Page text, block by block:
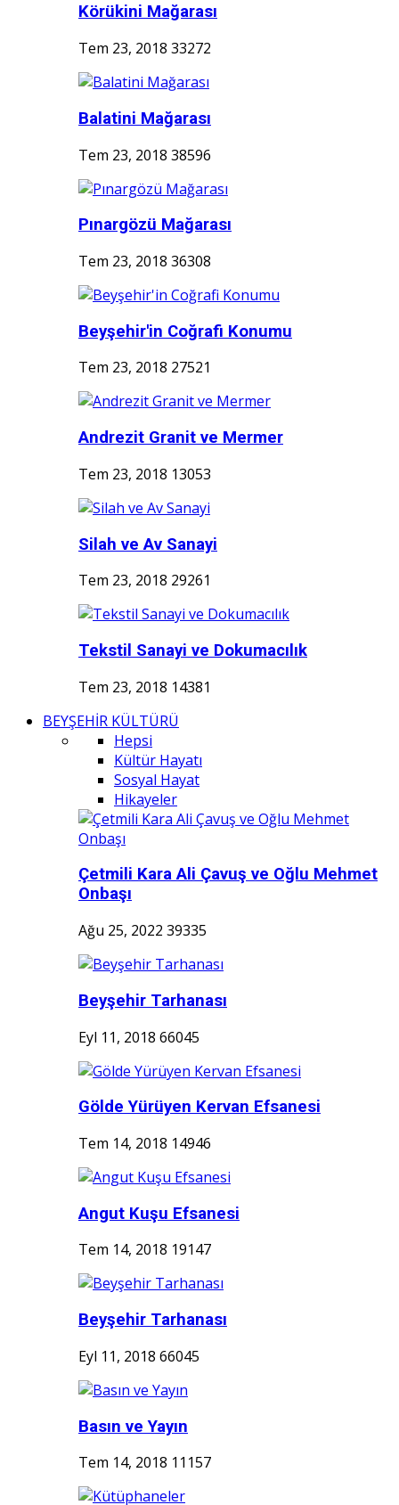
Körükini Mağarası
Tem 23, 2018 33272
Balatini Mağarası
Tem 23, 2018 38596
Pınargözü Mağarası
Tem 23, 2018 36308
Beyşehir'in Coğrafi Konumu
Tem 23, 2018 27521
Andrezit Granit ve Mermer
Tem 23, 2018 13053
Silah ve Av Sanayi
Tem 23, 2018 29261
Tekstil Sanayi ve Dokumacılık
Tem 23, 2018 14381
BEYŞEHİR KÜLTÜRÜ
Hepsi
Kültür Hayatı
Sosyal Hayat
Hikayeler
Çetmili Kara Ali Çavuş ve Oğlu Mehmet
Onbaşı
Ağu 25, 2022 39335
Beyşehir Tarhanası
Eyl 11, 2018 66045
Gölde Yürüyen Kervan Efsanesi
Tem 14, 2018 14946
Angut Kuşu Efsanesi
Tem 14, 2018 19147
Beyşehir Tarhanası
Eyl 11, 2018 66045
Basın ve Yayın
Tem 14, 2018 11157